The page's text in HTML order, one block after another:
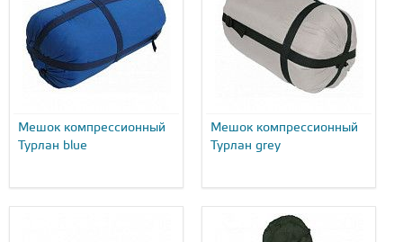
Мешок компрессионный
Турлан blue
Мешок компрессионный
Турлан grey